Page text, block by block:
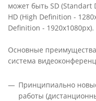
может быть SD (Standart
HD (High Definition -
Definition - 1920х1080px).
Основные
система
Принципиально
работы